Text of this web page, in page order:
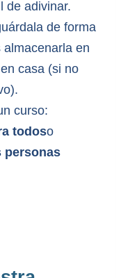
de adivinar.
de forma
en
casa (si no
curso:
todoso
personas